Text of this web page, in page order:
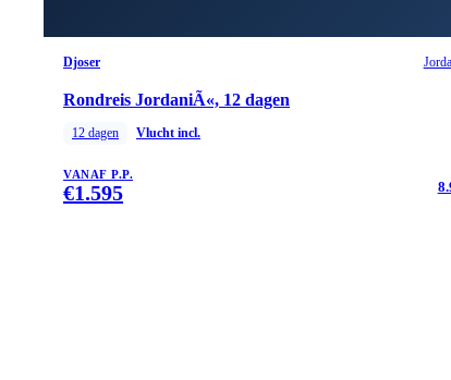
Djoser
Rondreis JordaniÃ«, 12 dagen
12 dagen Vlucht incl.
VANAF P.P.
€1.595